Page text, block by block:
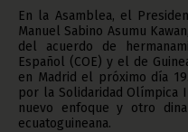
En la Asamblea, el
Manuel Sabino Asumu
del acuerdo de
Español (COE) y el de
en Madrid el próximo día
por la Solidaridad Olímpica
nuevo enfoque y otro
ecuatoguineana.